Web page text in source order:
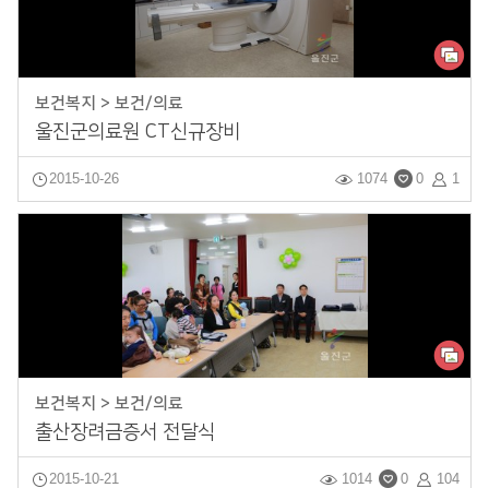
보건복지 > 보건/의료
울진군의료원 CT신규장비
2015-10-26 1
0
1074
보건복지 > 보건/의료
출산장려금증서 전달식
2015-10-21 104
0
1014